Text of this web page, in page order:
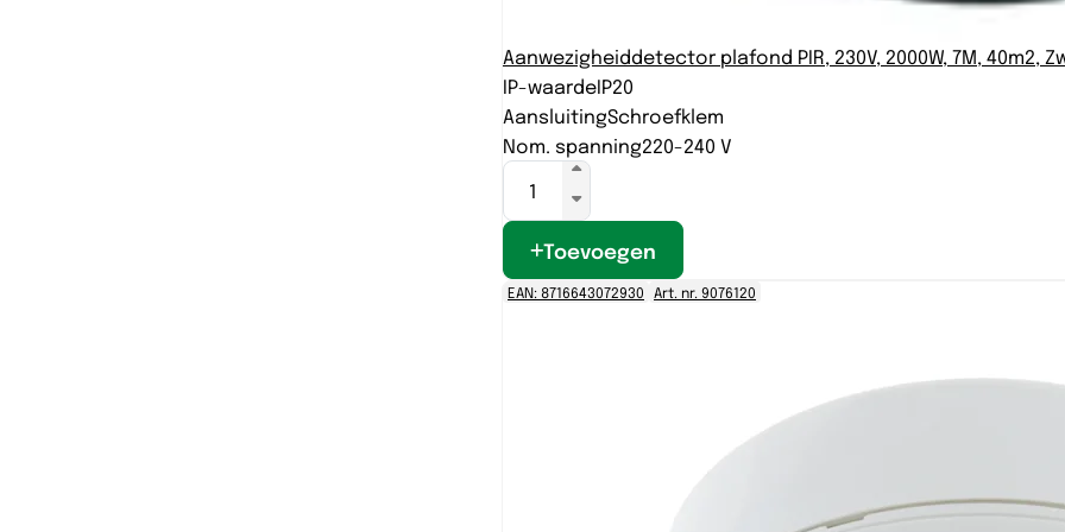
Aanwezigheiddetector plafond PIR, 230V, 2000W, 7M, 40m2,
IP-waardeIP20
AansluitingSchroefklem
Nom. spanning220-240 V
Toevoegen
EAN: 8716643072930 Art. nr. 9076120